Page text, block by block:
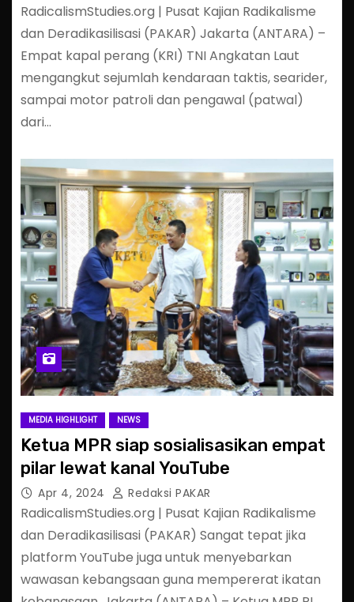
RadicalismStudies.org | Pusat Kajian Radikalisme
dan Deradikasilisasi (PAKAR) Jakarta (ANTARA) –
Empat kapal perang (KRI) TNI Angkatan Laut
mengangkut sejumlah kendaraan taktis, searider,
sampai motor patroli dan pengawal (patwal)
dari…
MEDIA HIGHLIGHT NEWS
Ketua MPR siap sosialisasikan empat
pilar lewat kanal YouTube
Apr 4, 2024 Redaksi PAKAR
RadicalismStudies.org | Pusat Kajian Radikalisme
dan Deradikasilisasi (PAKAR) Sangat tepat jika
platform YouTube juga untuk menyebarkan
wawasan kebangsaan guna mempererat ikatan